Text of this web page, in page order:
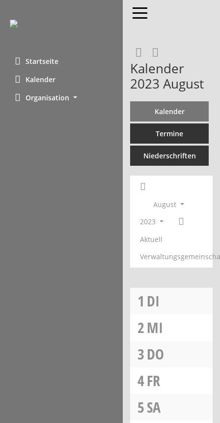
Startseite
Kalender
Organisation
Toggle navigation
Kalender
2023 August
Kalender
Termine
Niederschriften
August
2023
Aktuell
1 DI
2MI
3DO
4FR
5SA